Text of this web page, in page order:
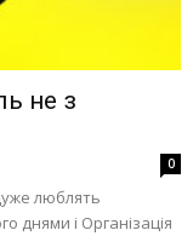
не з
0
дуже люблять
днями і Організація